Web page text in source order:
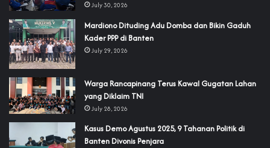
July 30, 2026
‎Mardiono Dituding Adu Domba dan Bikin Gaduh
Kader PPP di Banten
July 29, 2026
‎Warga Rancapinang Terus Kawal Gugatan Lahan
yang Diklaim TNI‎‎
July 28, 2026
‎Kasus Demo Agustus 2025, 9 Tahanan Politik di
Banten Divonis Penjara